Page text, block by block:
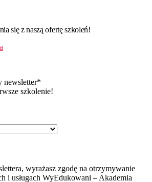
się z naszą ofertę szkoleń!
newsletter*
szkolenie!
wyrażasz zgodę na otrzymywanie
i usługach WyEdukowani – Akademia